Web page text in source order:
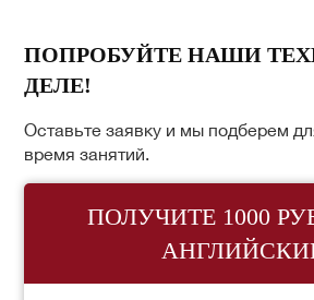
ПОПРОБУЙТЕ НАШИ
ДЕЛЕ!
Оставьте заявку и мы подберем
время занятий.
ПОЛУЧИТЕ 1000